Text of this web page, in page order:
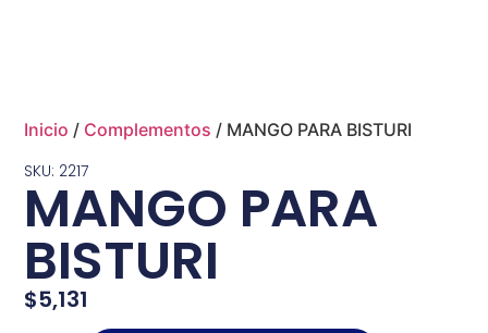
Inicio / Complementos / MANGO PARA BISTURI
SKU: 2217
MANGO PARA
BISTURI
$5,131